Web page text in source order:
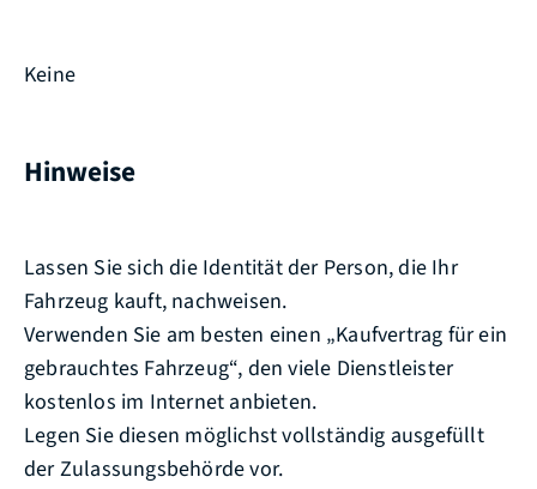
Keine
Hinweise
Lassen Sie sich die Identität der Person, die Ihr
Fahrzeug kauft, nachweisen.
Verwenden Sie am besten einen „Kaufvertrag für ein
gebrauchtes Fahrzeug“, den viele Dienstleister
kostenlos im Internet anbieten.
Legen Sie diesen möglichst vollständig ausgefüllt
der Zulassungsbehörde vor.